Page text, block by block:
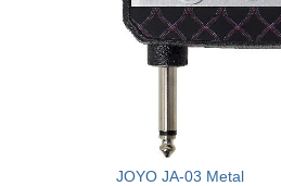
JOYO JA-03 Metal